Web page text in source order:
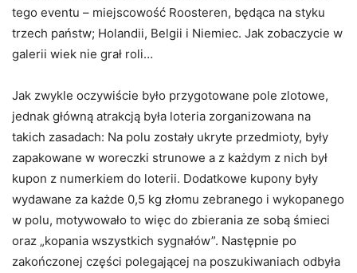
tego eventu – miejscowość Roosteren, będąca na styku
trzech państw; Holandii, Belgii i Niemiec. Jak zobaczycie w
galerii wiek nie grał roli…
Jak zwykle oczywiście było przygotowane pole zlotowe,
jednak główną atrakcją była loteria zorganizowana na
takich zasadach: Na polu zostały ukryte przedmioty, były
zapakowane w woreczki strunowe a z każdym z nich był
kupon z numerkiem do loterii. Dodatkowe kupony były
wydawane za każde 0,5 kg złomu zebranego i wykopanego
w polu, motywowało to więc do zbierania ze sobą śmieci
oraz „kopania wszystkich sygnałów”. Następnie po
zakończonej części polegającej na poszukiwaniach odbyła